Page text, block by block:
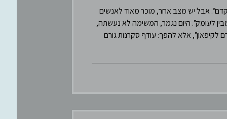
אבל יש מצב אחר, מוכר מאוד לאנשים
להתקדם, אתה “מבין לעומק”. היום נגמר, המשימה לא נעשתה,
גורם לקיפאון”, אלא להפך: עודף סקרנות גורם